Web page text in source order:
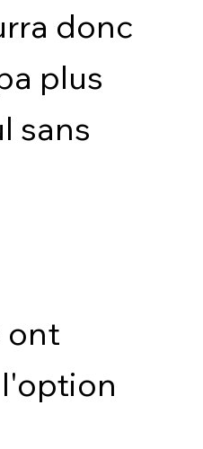
donc
plus
sans
ont